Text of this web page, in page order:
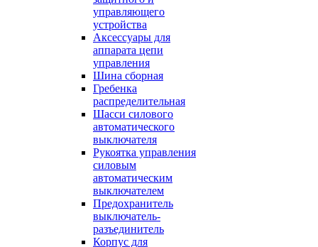
управляющего
устройства
Аксессуары для
аппарата цепи
управления
Шина сборная
Гребенка
распределительная
Шасси силового
автоматического
выключателя
Рукоятка управления
силовым
автоматическим
выключателем
Предохранитель
выключатель-
разъединитель
Корпус для